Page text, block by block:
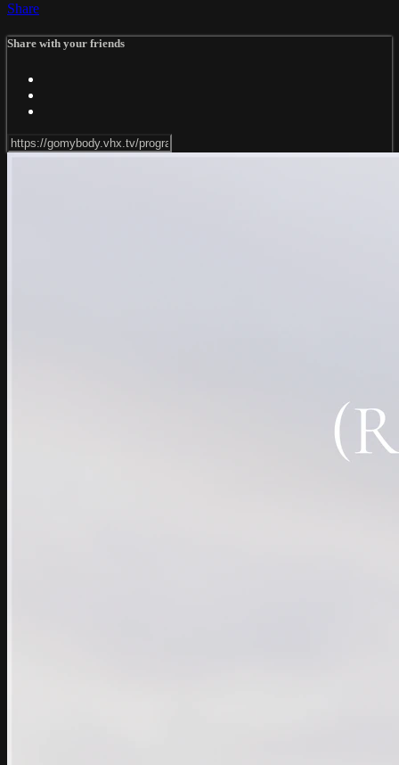
Share
Share with your friends